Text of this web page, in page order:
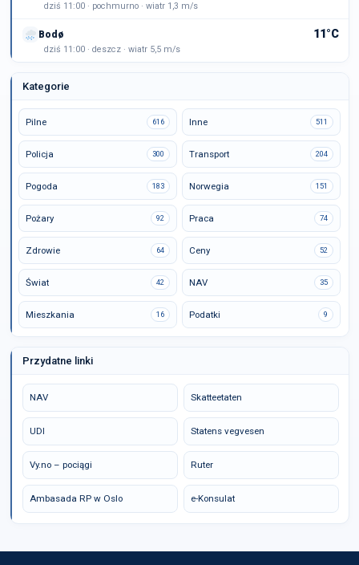
dziś 11:00 · pochmurno · wiatr 1,3 m/s
Bodø 11°C
dziś 11:00 · deszcz · wiatr 5,5 m/s
Kategorie
Pilne 616 Inne 511
Policja 300 Transport 204
Pogoda 183 Norwegia 151
Pożary 92 Praca 74
Zdrowie 64 Ceny 52
Świat 42 NAV 35
Mieszkania 16 Podatki 9
Przydatne linki
NAV Skatteetaten
UDI Statens vegvesen
Vy.no – pociągi Ruter
Ambasada RP w Oslo e-Konsulat